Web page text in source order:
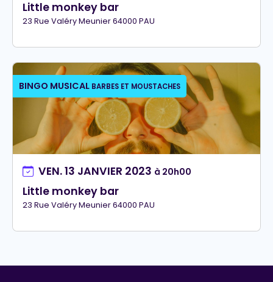
Little monkey bar
23 Rue Valéry Meunier 64000 PAU
BINGO MUSICAL BARBES ET MOUSTACHES
VEN. 13 JANVIER 2023 à 20h00
Little monkey bar
23 Rue Valéry Meunier 64000 PAU